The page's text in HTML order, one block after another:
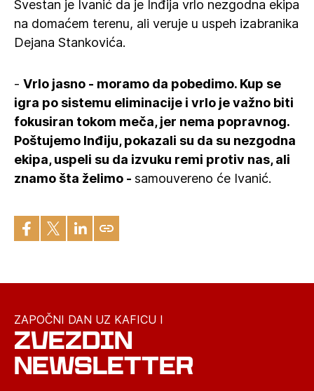
Svestan je Ivanić da je Inđija vrlo nezgodna ekipa
na domaćem terenu, ali veruje u uspeh izabranika
Dejana Stankovića.
- Vrlo jasno - moramo da pobedimo. Kup se
igra po sistemu eliminacije i vrlo je važno biti
fokusiran tokom meča, jer nema popravnog.
Poštujemo Inđiju, pokazali su da su nezgodna
ekipa, uspeli su da izvuku remi protiv nas, ali
znamo šta želimo - samouvereno će Ivanić.
ZAPOČNI DAN UZ KAFICU I
ZVEZDIN
NEWSLETTER